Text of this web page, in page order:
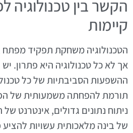
הקשר בין טכנולוגיה
קיימות
אך לא כל טכנולוגיה היא פתרון.
ההשפעות הסביבתיות של כל
תורמת להפחתה משמעותית של
של בינה מלאכותית עשויות